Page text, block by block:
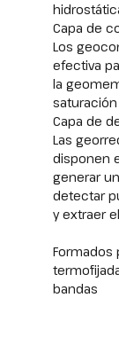
Capa de
Los
efectiva
la
saturación
Capa de
Las
disponen
generar
detectar
y extraer
Formados
bandas